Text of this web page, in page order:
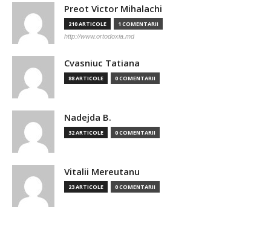
Preot Victor Mihalachi
210 ARTICOLE 1 COMENTARII
http://www.ortodoxia.md
Cvasniuc Tatiana
88 ARTICOLE 0 COMENTARII
Nadejda B.
32 ARTICOLE 0 COMENTARII
Vitalii Mereutanu
23 ARTICOLE 0 COMENTARII